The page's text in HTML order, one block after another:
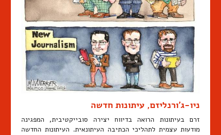
ניו-ג'ורנליזם, עיתונות חדשה
זרם בעיתונות הרואה בדיווח יצירה סובייקטיבית, המפגינה
מודעות עצמית לתהליכי הכתיבה העיתונאית. העיתונות החדשה